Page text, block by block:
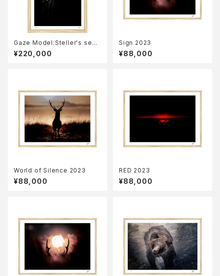
Gaze Model:Steller's sea
eagle 2023
¥220,000
Sign 2023
¥88,000
World of Silence 2023
¥88,000
RED 2023
¥88,000